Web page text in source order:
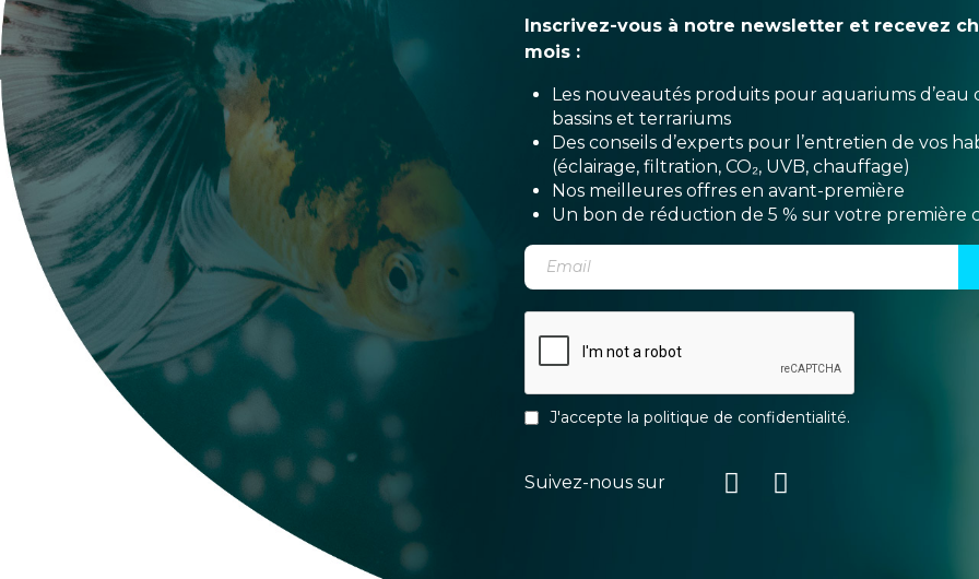
Inscrivez-vous à notre newsletter et recevez
mois :
Les nouveautés produits pour aquariums d’eau
bassins et terrariums
Des conseils d’experts pour l’entretien de vos
(éclairage, filtration, CO₂, UVB, chauffage)
Nos meilleures offres en avant-première
Un bon de réduction de 5 % sur votre première
J'accepte la politique de confidentialité.
Suivez-nous sur